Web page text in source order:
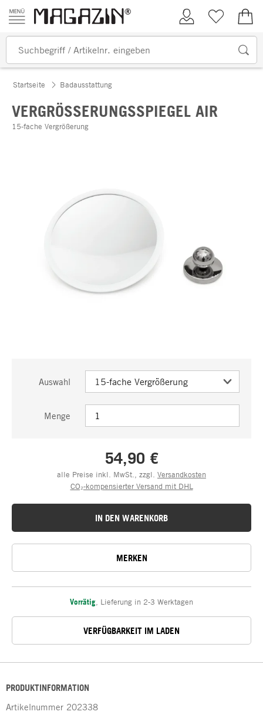
Zum Inhalt springen
Kundenkonto
Merkliste
Startseite Badausstattung
VERGRÖSSERUNGSSPIEGEL AIR
15-fache Vergrößerung
Auswahl
Menge
54,90 €
alle Preise inkl. MwSt., zzgl. Versandkosten
CO₂-kompensierter Versand mit DHL
IN DEN WARENKORB
MERKEN
Vorrätig Lieferung in 2-3 Werktagen
VERFÜGBARKEIT IM LADEN
PRODUKTINFORMATION
Artikelnummer 202338